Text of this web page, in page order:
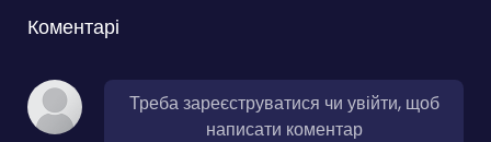
Коментарі
Треба зареєструватися чи увійти, щоб
написати коментар